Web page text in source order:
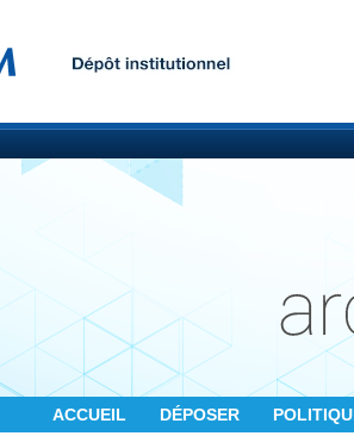
ACCUEIL DÉPOSER